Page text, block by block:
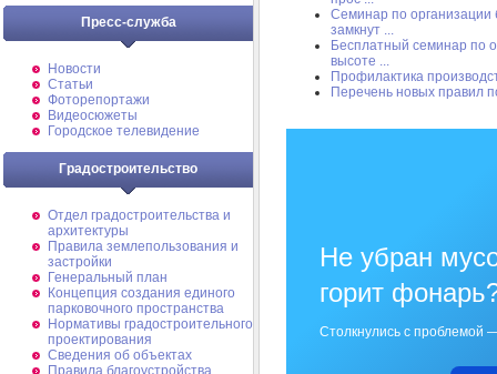
Пресс-служба
Новости
Статьи
Фоторепортажи
Видеосюжеты
Городское телевидение
Градостроительство
Отдел градостроительства и
архитектуры
Правила землепользования и
застройки
Генеральный план
Концепция создания единого
парковочного пространства
Нормативы градостроительного
проектирования
Сведения об объектах
Правила благоустройства
Семинар по организации
замкнут ...
Бесплатный семинар по
высоте ...
Профилактика
Перечень новых правил
Не убран
горит
Столкнулись с проблемой